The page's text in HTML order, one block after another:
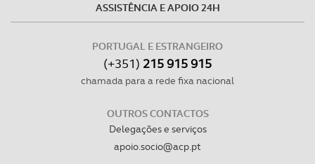
ASSISTÊNCIA E APOIO 24H
PORTUGAL E ESTRANGEIRO
(+351) 215 915 915
chamada para a rede fixa nacional
OUTROS CONTACTOS
Delegações e serviços
apoio.socio@acp.pt